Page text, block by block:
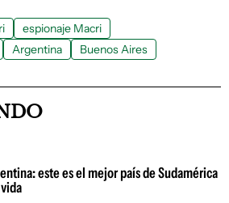
espionaje Macri
Argentina Buenos Aires
este es el mejor país de Sudamérica